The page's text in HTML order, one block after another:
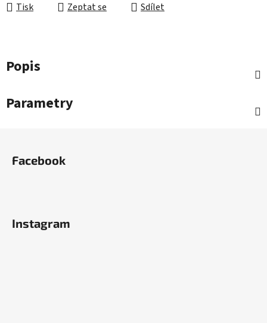
Tisk Zeptat se Sdílet
Popis
Parametry
Facebook
Instagram